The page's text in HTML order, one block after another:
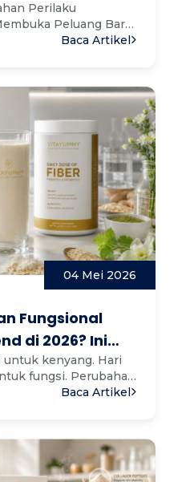
2026
Perilaku
Peluang Baru
2026, i...
Baca Artikel
Fungsional
di 2026? Ini
Global
04 Mei 2026
untuk kenyang. Hari
fungsi. Perubahan
Baca Artikel